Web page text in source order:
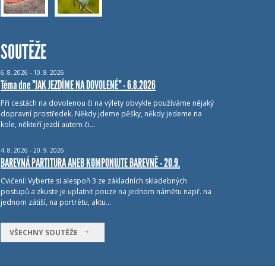
SOUTĚŽE
6. 8. 2026 - 10. 8. 2026
Téma dne "JAK JEZDÍME NA DOVOLENÉ" - 6.8.2026
Při cestách na dovolenou či na výlety obvykle používáme nějaký
dopravní prostředek. Někdy jdeme pěšky, někdy jedeme na
kole, někteří jezdí autem či…
4. 8. 2026 - 20. 9. 2026
BAREVNÁ PARTITURA ANEB KOMPONUJTE BAREVNĚ - 20.9.
Cvičení: Vyberte si alespoň 3 ze základních skladebných
postupů a zkuste je uplatnit pouze na jednom námětu např. na
jednom zátiší, na portrétu, aktu…
VŠECHNY SOUTĚŽE